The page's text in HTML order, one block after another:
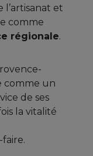
l’artisanat et
comme
régionale.
comme un
de ses
la vitalité